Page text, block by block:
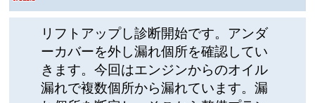
リフトアップし診断開始です。アンダ
ーカバーを外し漏れ個所を確認してい
きます。今回はエンジンからのオイル
漏れで複数個所から漏れています。漏